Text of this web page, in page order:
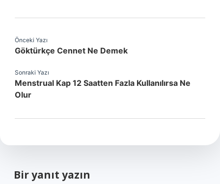
Önceki Yazı
Göktürkçe Cennet Ne Demek
Sonraki Yazı
Menstrual Kap 12 Saatten Fazla Kullanılırsa Ne
Olur
Bir yanıt yazın